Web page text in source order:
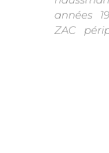
années
ZAC